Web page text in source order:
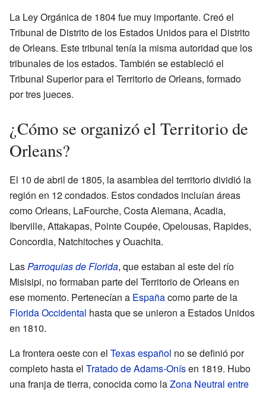
La Ley Orgánica de 1804 fue muy importante. Creó el
Tribunal de Distrito de los Estados Unidos para el Distrito
de Orleans. Este tribunal tenía la misma autoridad que los
tribunales de los estados. También se estableció el
Tribunal Superior para el Territorio de Orleans, formado
por tres jueces.
¿Cómo se organizó el Territorio de
Orleans?
El 10 de abril de 1805, la asamblea del territorio dividió la
región en 12 condados. Estos condados incluían áreas
como Orleans, LaFourche, Costa Alemana, Acadia,
Iberville, Attakapas, Pointe Coupée, Opelousas, Rapides,
Concordia, Natchitoches y Ouachita.
LasParroquias de Florida, que estaban al este del río
Misisipi, no formaban parte del Territorio de Orleans en
ese momento. Pertenecían a Españacomo parte de la
Florida Occidental hasta que se unieron a Estados Unidos
en 1810.
La frontera oeste con el Texas español no se definió por
completo hasta el Tratado de Adams-Onísen 1819. Hubo
una franja de tierra, conocida como laZona Neutral entre